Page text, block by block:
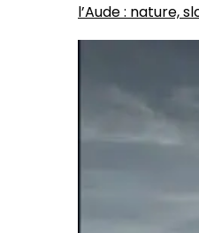
l’Aude : nature,